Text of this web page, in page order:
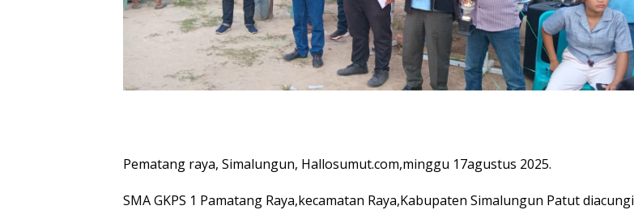
Pematang raya, Simalungun, Hallosumut.com,minggu 17agustus 2025.
SMA GKPS 1 Pamatang Raya,kecamatan Raya,Kabupaten Simalungun Patut diacungi